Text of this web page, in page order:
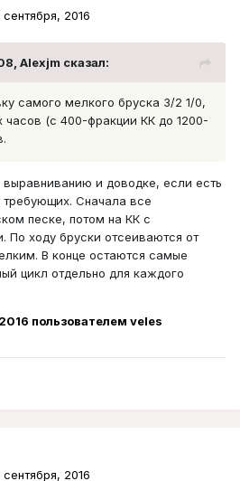
сентября, 2016
Alexjm сказал:
самого мелкого бруска 3/2 1/0,
(с 400-фракции КК до 1200-
и доводке, если есть
требующих. Сначала все
песке, потом на КК с
По ходу бруски отсеиваются от
В конце остаются самые
цикл отдельно для каждого
пользователем veles
сентября, 2016